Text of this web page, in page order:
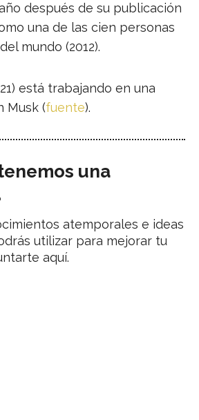
después de su publicación
una de las cien personas
mundo (2012).
está trabajando en una
Musk (fuente).
una
atemporales e ideas
utilizar para mejorar tu
aquí.